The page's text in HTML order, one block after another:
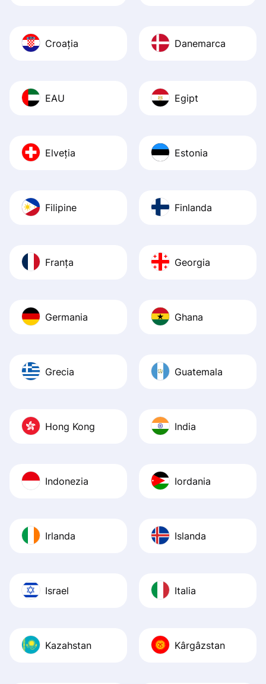
Croația Danemarca
EAU Egipt
Elveția Estonia
Filipine Finlanda
Franța Georgia
Germania Ghana
Grecia Guatemala
Hong Kong India
Indonezia Iordania
Irlanda Islanda
Israel Italia
Kazahstan Kârgâzstan